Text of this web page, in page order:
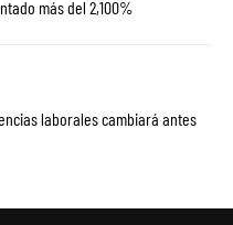
más del 2,100%
laborales cambiará antes